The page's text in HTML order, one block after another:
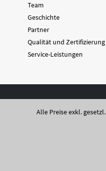
Team
Geschichte
Partner
Qualität und Zertifizierung
Service-Leistungen
Alle Preise exkl.